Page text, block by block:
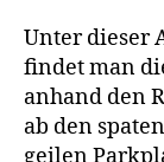
Unter dieser
findet man
anhand den
ab den
geilen